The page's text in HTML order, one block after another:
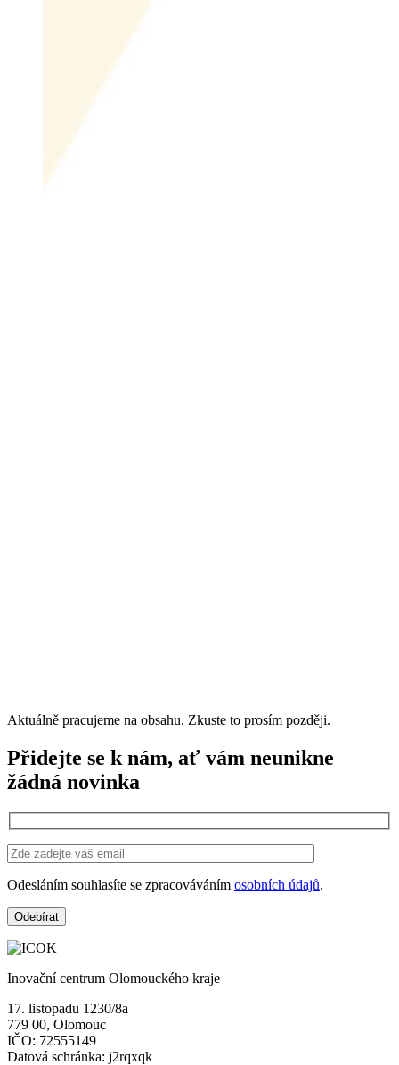
Aktuálně pracujeme na obsahu. Zkuste to prosím později.
Přidejte se k nám, ať vám neunikne
žádná novinka
Odesláním souhlasíte se zpracováváním osobních údajů.
Inovační centrum Olomouckého kraje
17. listopadu 1230/8a
779 00, Olomouc
IČO: 72555149
Datová schránka: j2rqxqk